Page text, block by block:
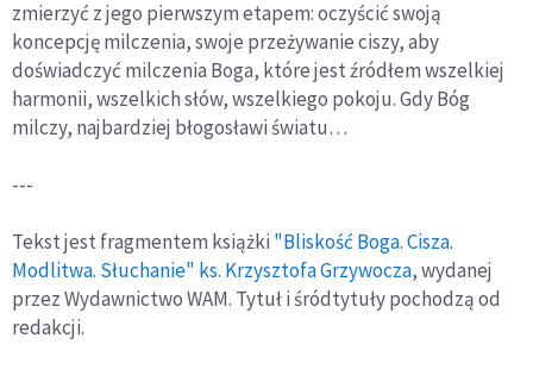
zmierzyć z jego pierwszym etapem: oczyścić swoją
koncepcję milczenia, swoje przeżywanie ciszy, aby
doświadczyć milczenia Boga, które jest źródłem wszelkiej
harmonii, wszelkich słów, wszelkiego pokoju. Gdy Bóg
milczy, najbardziej błogosławi światu…
---
Tekst jest fragmentem książki "Bliskość Boga. Cisza.
Modlitwa. Słuchanie" ks. Krzysztofa Grzywocza, wydanej
przez Wydawnictwo WAM. Tytuł i śródtytuły pochodzą od
redakcji.